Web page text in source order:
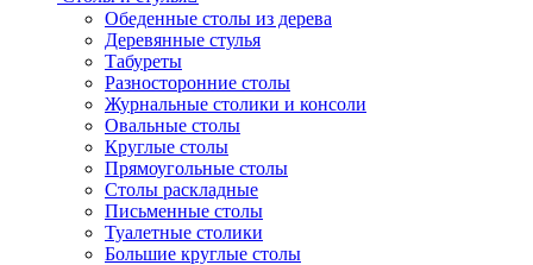
Обеденные столы из дерева
Деревянные стулья
Табуреты
Разносторонние столы
Журнальные столики и консоли
Овальные столы
Круглые столы
Прямоугольные столы
Столы раскладные
Письменные столы
Туалетные столики
Большие круглые столы